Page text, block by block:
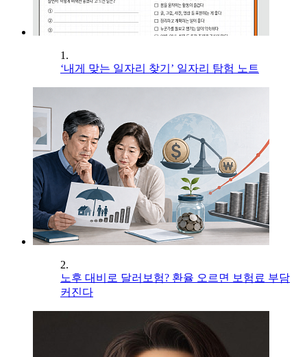
1.
‘내게 맞는 일자리 찾기’ 일자리 탐험 노트
2.
노후 대비로 달러보험? 환율 오르면 보험료 부담
커진다